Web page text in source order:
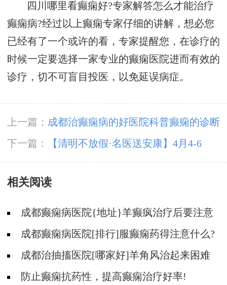
四川哪里看癫痫好?专家解答怎么才能治疗
癫痫病?经过以上癫痫专家仔细的讲解，想必您
已经有了一个或许的看，专家提醒您，在诊疗的
时候一定要选择一家专业的癫痫医院进而有效的
诊疗，切不可盲目投医，以免延误病症。
上一篇： 成都治癫痫病的好医院科普癫痫的诊断
检查项目有哪些?
下一篇：
【清明不放假·名医送安康】4月4-6
日，北京四川专家免费会诊+超万元援助，速领
健康礼遇!
相关阅读
成都癫痫病医院{地址}羊癫疯治疗后要注意
什么?成都癫痫病医院[排行]服癫痫药得注意什么?
成都治抽搐医院[哪家好]羊角风治起来困难
吗？防止癫痫抗药性，提高癫痫治疗好率!